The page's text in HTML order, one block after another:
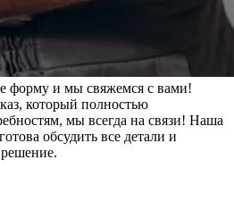
форму и мы свяжемся с вами!
который полностью
мы всегда на связи! Наша
обсудить все детали и